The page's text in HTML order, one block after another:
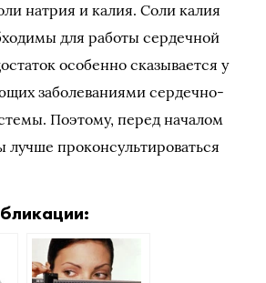
натрия и калия. Соли калия
для работы сердечной
особенно сказывается у
заболеваниями сердечно-
Поэтому, перед началом
лучше проконсультироваться